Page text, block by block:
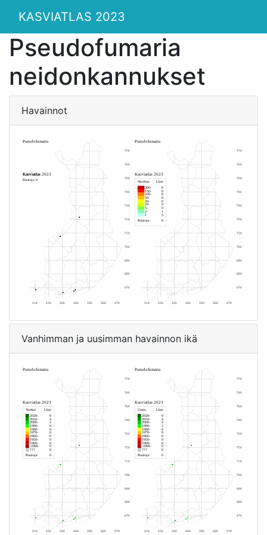
KASVIATLAS 2023
Pseudofumaria
neidonkannukset
Havainnot
Vanhimman ja uusimman havainnon ikä